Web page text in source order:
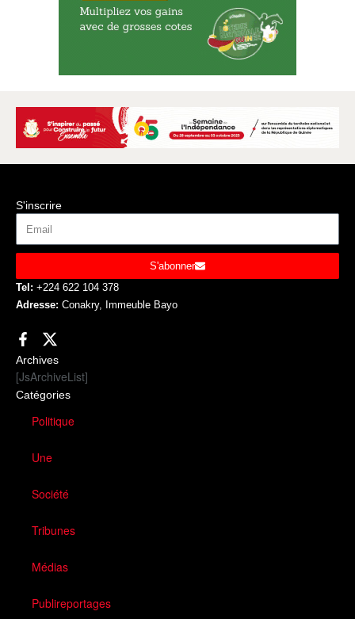
Catégories
Politique
Une
Société
Tribunes
Médias
Publireportages
Archives
[JsArchiveList]
S'inscrire
S'abonner
Tel: +224 622 104 378
Adresse: Conakry, Immeuble Bayo